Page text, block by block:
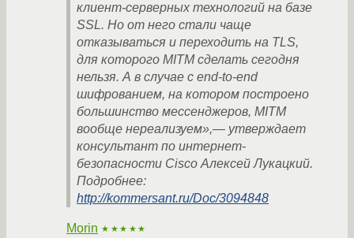
клиент-серверных технологий на базе
SSL. Но от него стали чаще
отказываться и переходить на TLS,
для которого MITM сделать сегодня
нельзя. А в случае с end-to-end
шифрованием, на котором построено
большинство мессенджеров, MITM
вообще нереализуем»,— утверждает
консультант по интернет-
безопасности Cisco Алексей Лукацкий.
Подробнее:
http://kommersant.ru/Doc/3094848
Morin ★★★★★